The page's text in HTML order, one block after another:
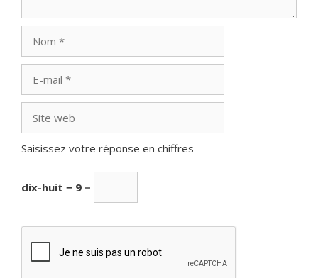
mail
web
Saisissez votre réponse en chiffres
dix-huit − 9 =